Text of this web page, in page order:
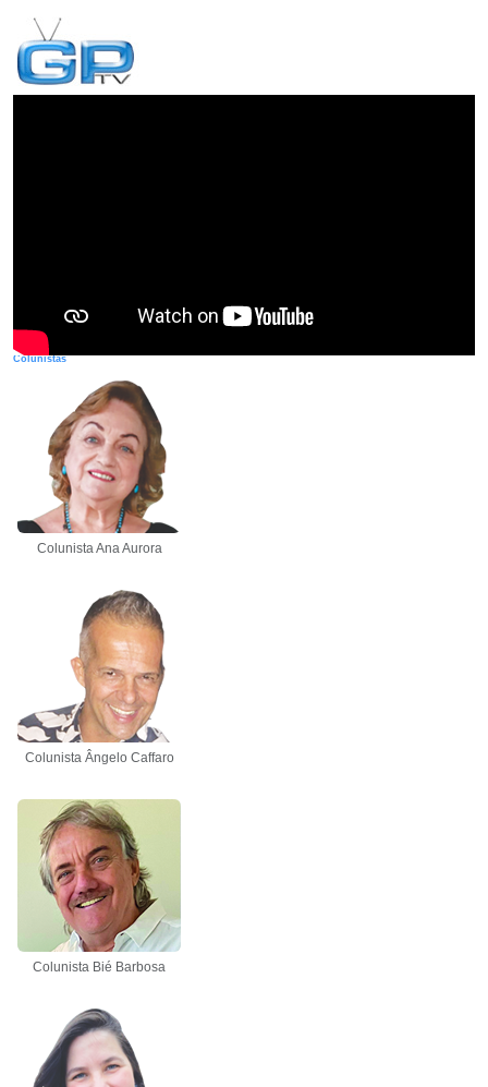
Colunistas
Colunista Ana Aurora
Colunista Ângelo Caffaro
Colunista Bié Barbosa